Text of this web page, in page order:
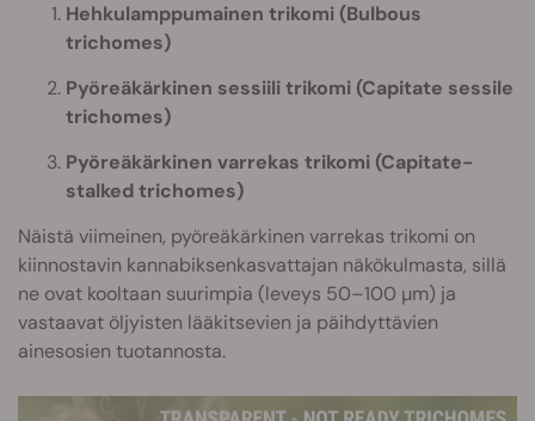
Hehkulamppumainen trikomi (Bulbous
trichomes)
Pyöreäkärkinen sessiili trikomi (Capitate sessile
trichomes)
Pyöreäkärkinen varrekas trikomi (Capitate-
stalked trichomes)
Näistä viimeinen, pyöreäkärkinen varrekas trikomi on
kiinnostavin kannabiksenkasvattajan näkökulmasta, sillä
ne ovat kooltaan suurimpia (leveys 50–100 µm) ja
vastaavat öljyisten lääkitsevien ja päihdyttävien
ainesosien tuotannosta.